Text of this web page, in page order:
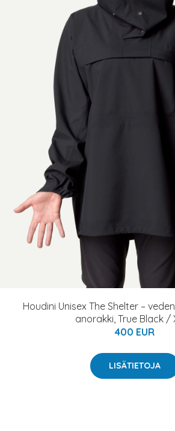
Houdini Unisex The Shelter –
anorakki, True Black /
400 EUR
LISÄTIETOJA